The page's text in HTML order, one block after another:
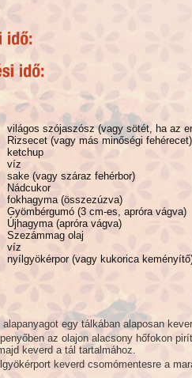
világos szójaszósz (vagy sötét, ha az
Rizsecet (vagy más minőségi fehérecet)
ketchup
víz
sake (vagy száraz fehérbor)
Nádcukor
fokhagyma (összezúzva)
Gyömbérgumó (3 cm-es, apróra vágva)
Újhagyma (apróra vágva)
Szezámmag olaj
víz
nyílgyökérpor (vagy kukorica
egy tálkában alaposan
az olajon alacsony hőfokon
keverd a tál tartalmához.
keverd csomómentesre a